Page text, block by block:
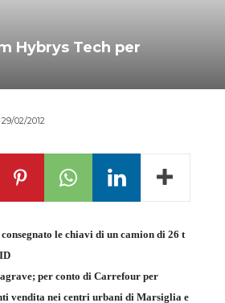
Hybrys Tech per
29/02/2012
le chiavi di un camion di 26 t
per conto di Carrefour per
vendita nei centri urbani di Marsiglia e